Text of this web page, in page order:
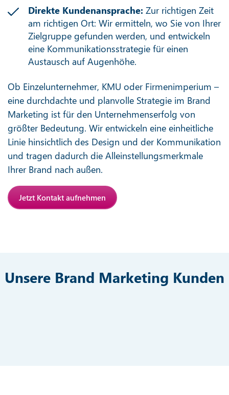
Direkte Kundenansprache: Zur richtigen Zeit
am richtigen Ort: Wir ermitteln, wo Sie von Ihrer
Zielgruppe gefunden werden, und entwickeln
eine Kommunikationsstrategie für einen
Austausch auf Augenhöhe.
Ob Einzelunternehmer, KMU oder Firmenimperium –
eine durchdachte und planvolle Strategie im Brand
Marketing ist für den Unternehmenserfolg von
größter Bedeutung. Wir entwickeln eine einheitliche
Linie hinsichtlich des Design und der Kommunikation
und tragen dadurch die Alleinstellungsmerkmale
Ihrer Brand nach außen.
Jetzt Kontakt aufnehmen
Unsere Brand Marketing Kunden